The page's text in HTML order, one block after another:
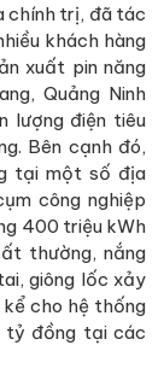
chính trị, đã tác
khách hàng
xuất pin năng
Quảng Ninh
lượng điện tiêu
Bên cạnh đó,
tại một số địa
công nghiệp
400 triệu kWh
thường, nắng
giông lốc xảy
cho hệ thống
tỷ đồng tại các